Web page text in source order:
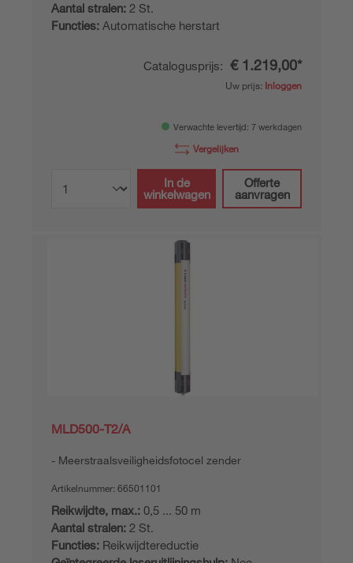
Aantal stralen: 2 St.
Functies: Automatische herstart
Catalogusprijs: € 1.219,00*
Uw prijs: Inloggen
Verwachte levertijd: 7 werkdagen
Vergelijken
In de
winkelwagen
Offerte
aanvragen
MLD500-T2/A
Meerstraalsveiligheidsfotocel zender
Artikelnummer: 66501101
Reikwijdte, max.: 0,5 ... 50 m
Aantal stralen: 2 St.
Functies: Reikwijdtereductie